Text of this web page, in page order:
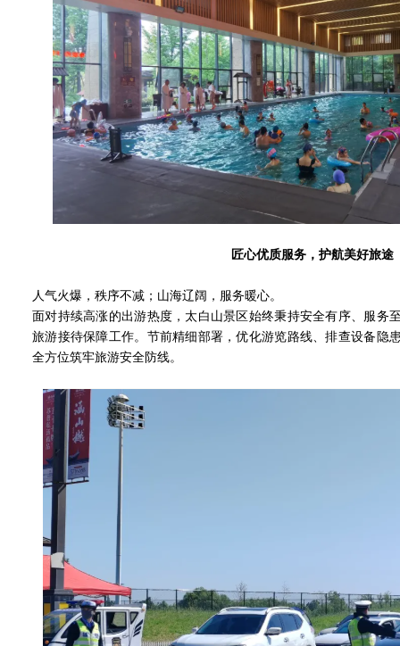
匠心优质服务，护航美好旅途
人气火爆，秩序不减；山海辽阔，服务暖心。
面对持续高涨的出游热度，太白山景区始终秉持安全有序、服务
旅游接待保障工作。节前精细部署，优化游览路线、排查设备隐
全方位筑牢旅游安全防线。